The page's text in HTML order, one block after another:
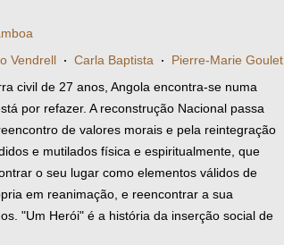
Vendrell · Carla Baptista · Pierre-Marie Goulet
civil de 27 anos, Angola encontra-se numa
por refazer. A reconstrução Nacional passa
de valores morais e pela reintegração
e mutilados física e espiritualmente, que
o seu lugar como elementos válidos de
em reanimação, e reencontrar a sua
"Um Herói" é a história da inserção social de